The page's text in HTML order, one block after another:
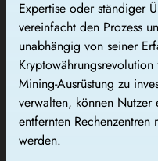
Expertise oder ständiger
vereinfacht den Prozess
unabhängig von seiner
Mining-Ausrüstung zu
verwalten, können
entfernten
werden.